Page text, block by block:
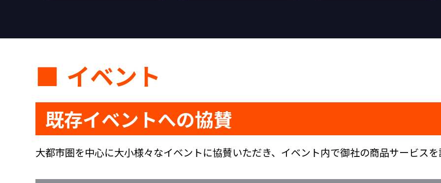
イベント
既存イベントへの協賛
大都市圏を中心に大小様々なイベントに協賛いただき、イベント内で御社の商品サービス